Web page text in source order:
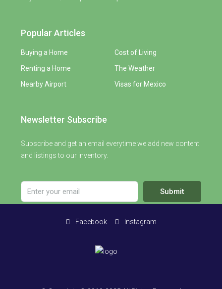
Popular Articles
Buying a Home
Renting a Home
Nearby Airport
Cost of Living
The Weather
Visas for Mexico
Newsletter Subscribe
Subscribe and get an email everytime we add new content
and listings to our inventory.
Submit
Facebook Instagram